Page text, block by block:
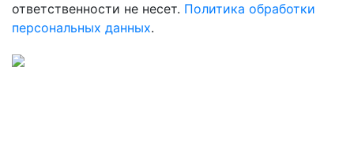
ответственности не несет. Политика обработки
персональных данных.